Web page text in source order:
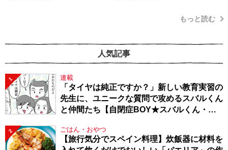
もっと読む
人気記事
1 連載
「タイヤは純正ですか？」新しい教育実習の
先生に、ユニークな質問で攻めるスバルくん
と仲間たち【自閉症BOY★スバルくん・
2 ごはん・おやつ
【旅行気分でスペイン料理】炊飯器に材料を